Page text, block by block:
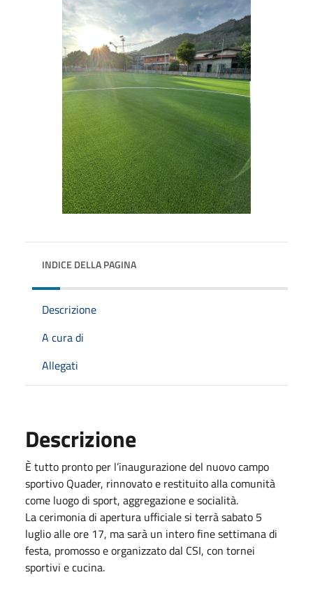
INDICE DELLA PAGINA
Descrizione
A cura di
Allegati
Descrizione
È tutto pronto per l’inaugurazione del nuovo campo
sportivo Quader, rinnovato e restituito alla comunità
come luogo di sport, aggregazione e socialità.
La cerimonia di apertura ufficiale si terrà sabato 5
luglio alle ore 17, ma sarà un intero fine settimana di
festa, promosso e organizzato dal CSI, con tornei
sportivi e cucina.